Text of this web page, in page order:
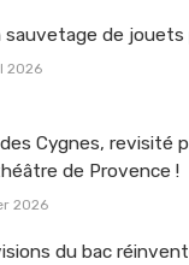
sauvetage de jouets
2026
Cygnes, revisité
de Provence !
2026
du bac